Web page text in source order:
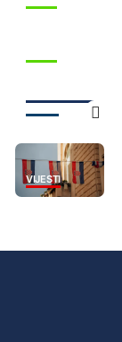
VIJESTI